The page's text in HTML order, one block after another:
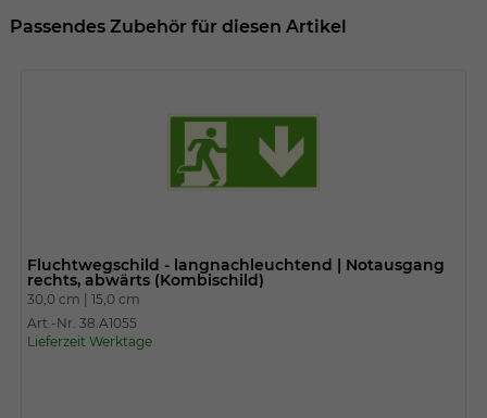
Passendes Zubehör für diesen Artikel
Fluchtwegschild - langnachleuchtend | Notausgang
rechts, abwärts (Kombischild)
30,0 cm | 15,0 cm
Art.-Nr. 38.A1055
Lieferzeit Werktage